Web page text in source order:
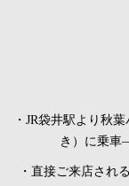
・JR袋井駅より秋
き）に乗車
・直接ご来店され